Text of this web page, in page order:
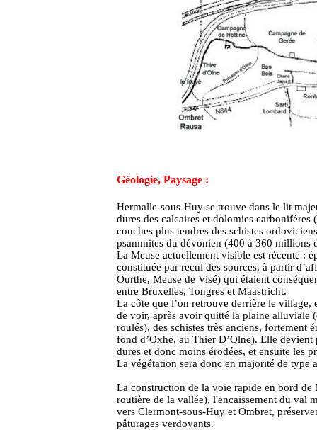
Géologie, Paysage :
Hermalle-sous-Huy se trouve dans le lit
dures des calcaires et dolomies
couches plus tendres des schistes
psammites du dévonien (400 à 360 millions
La Meuse actuellement visible est récente :
constituée par recul des sources, à partir
Ourthe, Meuse de Visé) qui étaient
entre Bruxelles, Tongres et Maastricht.
La côte que l’on retrouve derrière le village,
de voir, après avoir quitté la plaine alluviale
roulés), des schistes très anciens, fortement
fond d’Oxhe, au Thier D’Olne). Elle devient
dures et donc moins érodées, et ensuite les
La végétation sera donc en majorité de type
La construction de la voie rapide en bord
routière de la vallée), l'encaissement du val
vers Clermont-sous-Huy et Ombret,
pâturages verdoyants.